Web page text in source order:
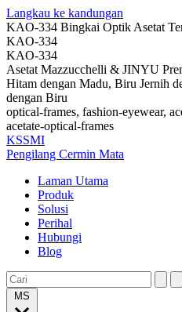
Langkau ke kandungan
KAO-334 Bingkai Optik Asetat
KAO-334
KAO-334
Asetat Mazzucchelli & JINYU
Hitam dengan Madu, Biru Jernih
dengan Biru
optical-frames, fashion-eyewear,
acetate-optical-frames
KSSMI
Pengilang Cermin Mata
Laman Utama
Produk
Solusi
Perihal
Hubungi
Blog